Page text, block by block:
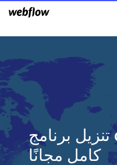
تنزيل برنامج dosprinter
كامل مجانًا